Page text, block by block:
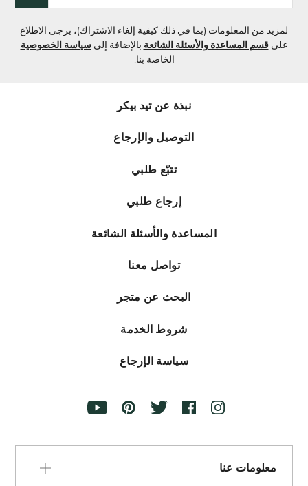
هنا
لمزيد من المعلومات (بما في ذلك كيفية إلغاء الاشتراك)، يرجى الاطلاع
علىقسم المساعدة والأسئلة الشائعة بالإضافة إلىسياسة الخصوصية
الخاصة بنا.
نبذة عن تيد بيكر
التوصيل والإرجاع
تتبّع طلبي
إرجاع طلبي
المساعدة والأسئلة الشائعة
تواصل معنا
البحث عن متجر
شروط الخدمة
سياسة الإرجاع
معلومات عنا